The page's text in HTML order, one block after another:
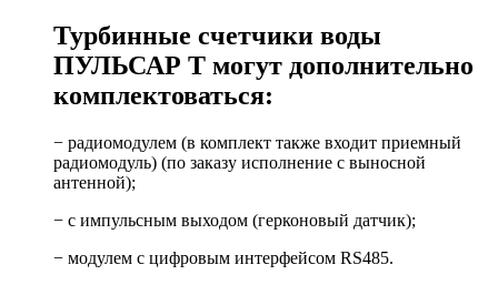
Турбинные счетчики воды
ПУЛЬСАР Т могут дополнительно
комплектоваться:
− радиомодулем (в комплект также входит приемный
радиомодуль) (по заказу исполнение с выносной
антенной);
− с импульсным выходом (герконовый датчик);
− модулем с цифровым интерфейсом RS485.